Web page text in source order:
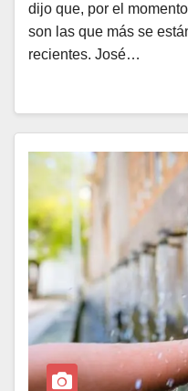
dijo que, por el
son las que más se
recientes. José…